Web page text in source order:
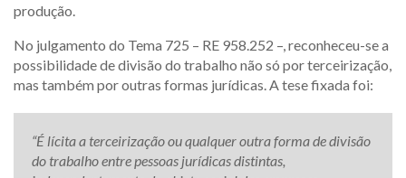
produção.
No julgamento do Tema 725 – RE 958.252 –, reconheceu-se a
possibilidade de divisão do trabalho não só por terceirização,
mas também por outras formas jurídicas. A tese fixada foi:
“É lícita a terceirização ou qualquer outra forma de divisão
do trabalho entre pessoas jurídicas distintas,